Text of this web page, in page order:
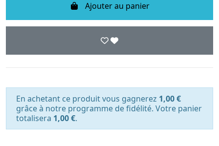
Ajouter au panier
En achetant ce produit vous gagnerez 1,00 €
grâce à notre programme de fidélité. Votre panier
totalisera 1,00 €.